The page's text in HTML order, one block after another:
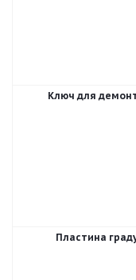
Ключ для
Пластина